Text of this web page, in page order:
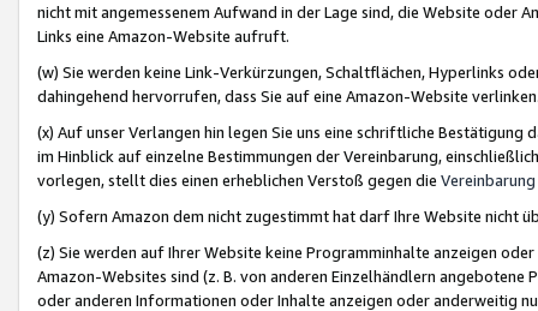
nicht mit angemessenem Aufwand in der Lage sind, die Website oder
Links eine Amazon-Website aufruft.
(w) Sie werden keine Link-Verkürzungen, Schaltflächen, Hyperlinks
dahingehend hervorrufen, dass Sie auf eine Amazon-Website
(x) Auf unser Verlangen hin legen Sie uns eine schriftliche
im Hinblick auf einzelne Bestimmungen der Vereinbarung,
vorlegen, stellt dies einen erheblichen Verstoß gegen die Vereinbarung
(y) Sofern Amazon dem nicht zugestimmt hat darf Ihre Website nicht
(z) Sie werden auf Ihrer Website keine Programminhalte anzeigen
Amazon-Websites sind (z. B. von anderen Einzelhändlern
oder anderen Informationen oder Inhalte anzeigen oder anderweitig